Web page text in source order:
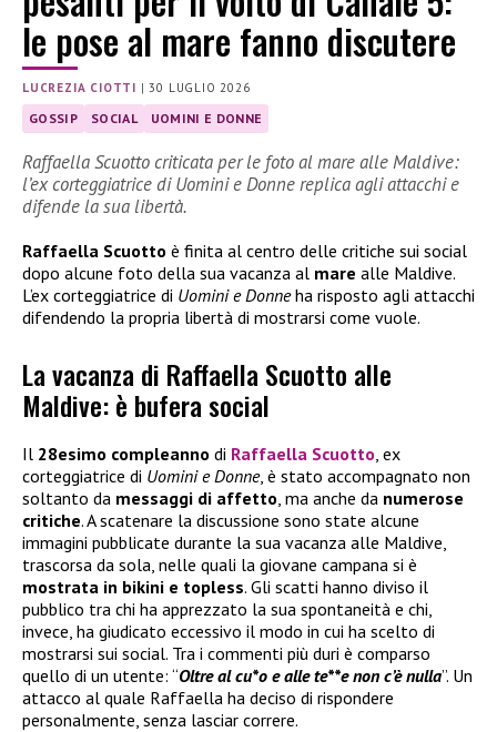
le pose al mare fanno discutere
LUCREZIA CIOTTI |30 LUGLIO 2026
GOSSIP SOCIAL UOMINI E DONNE
Raffaella Scuotto criticata per le foto al mare alle Maldive:
l’ex corteggiatrice di Uomini e Donne replica agli attacchi e
difende la sua libertà.
Raffaella Scuotto è finita al centro delle critiche sui social
dopo alcune foto della sua vacanza al mare alle Maldive.
L’ex corteggiatrice di Uomini e Donneha risposto agli attacchi
difendendo la propria libertà di mostrarsi come vuole.
La vacanza di Raffaella Scuotto alle
Maldive: è bufera social
Il 28esimo compleanno di Raffaella Scuotto , ex
corteggiatrice di Uomini e Donne, è stato accompagnato non
soltanto da messaggi di affetto , ma anche da numerose
critiche. A scatenare la discussione sono state alcune
immagini pubblicate durante la sua vacanza alle Maldive,
trascorsa da sola, nelle quali la giovane campana si è
mostrata in bikini e topless. Gli scatti hanno diviso il
pubblico tra chi ha apprezzato la sua spontaneità e chi,
invece, ha giudicato eccessivo il modo in cui ha scelto di
mostrarsi sui social. Tra i commenti più duri è comparso
quello di un utente: “Oltre al cu*o e alle te**e non c’è nulla”. Un
attacco al quale Raffaella ha deciso di rispondere
personalmente, senza lasciar correre.